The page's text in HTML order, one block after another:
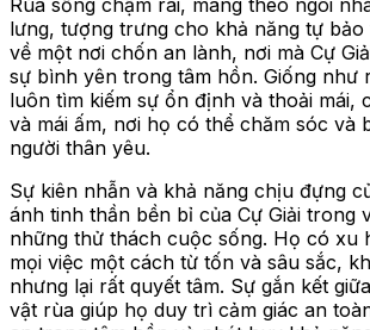
lưng, tượng trưng cho khả năng tự
về một nơi chốn an lành, nơi mà Cự
sự bình yên trong tâm hồn. Giống như
luôn tìm kiếm sự ổn định và thoải mái,
và mái ấm, nơi họ có thể chăm sóc và
người thân yêu.
Sự kiên nhẫn và khả năng chịu đựng
ánh tinh thần bền bỉ của Cự Giải trong
những thử thách cuộc sống. Họ có xu
mọi việc một cách từ tốn và sâu sắc,
nhưng lại rất quyết tâm. Sự gắn kết
vật rùa giúp họ duy trì cảm giác an